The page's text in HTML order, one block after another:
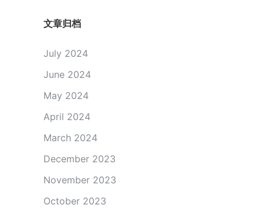
文章归档
July 2024
June 2024
May 2024
April 2024
March 2024
December 2023
November 2023
October 2023